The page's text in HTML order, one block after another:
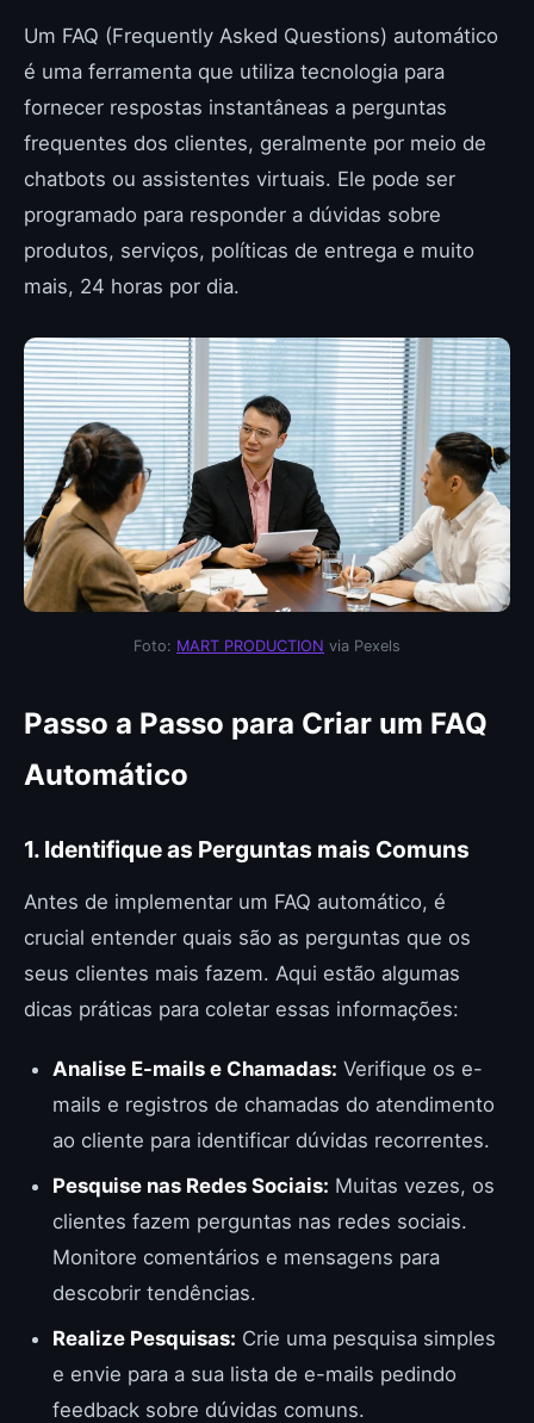
Um FAQ (Frequently Asked Questions) automático
é uma ferramenta que utiliza tecnologia para
fornecer respostas instantâneas a perguntas
frequentes dos clientes, geralmente por meio de
chatbots ou assistentes virtuais. Ele pode ser
programado para responder a dúvidas sobre
produtos, serviços, políticas de entrega e muito
mais, 24 horas por dia.
Foto: MART PRODUCTION via Pexels
Passo a Passo para Criar um FAQ
Automático
1. Identifique as Perguntas mais Comuns
Antes de implementar um FAQ automático, é
crucial entender quais são as perguntas que os
seus clientes mais fazem. Aqui estão algumas
dicas práticas para coletar essas informações:
Analise E-mails e Chamadas: Verifique os e-
mails e registros de chamadas do atendimento
ao cliente para identificar dúvidas recorrentes.
Pesquise nas Redes Sociais: Muitas vezes, os
clientes fazem perguntas nas redes sociais.
Monitore comentários e mensagens para
descobrir tendências.
Realize Pesquisas: Crie uma pesquisa simples
e envie para a sua lista de e-mails pedindo
feedback sobre dúvidas comuns.